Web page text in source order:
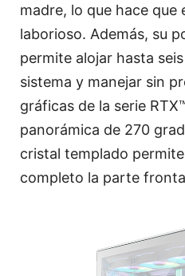
madre, lo que hace que
laborioso. Además, su
permite alojar hasta
sistema y manejar sin
gráficas de la serie
panorámica de 270
cristal templado
completo la parte